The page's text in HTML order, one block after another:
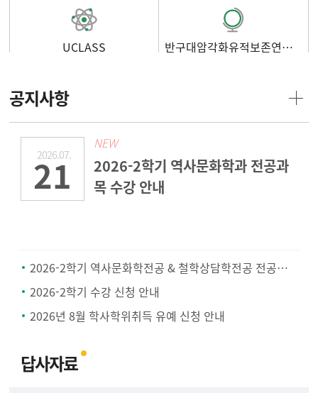
UCLASS 반구대암각화유적보존연구소
공지사항
2026.07.
21
NEW
2026-2학기 역사문화학과 전공과
목 수강 안내
2026-2학기 역사문화학전공 & 철학상담학전공 전공공통과목 지정 안내
2026-2학기 수강 신청 안내
2026년 8월 학사학위취득 유예 신청 안내
답사자료